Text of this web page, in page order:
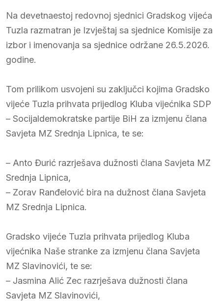
Na devetnaestoj redovnoj sjednici Gradskog vijeća
Tuzla razmatran je Izvještaj sa sjednice Komisije za
izbor i imenovanja sa sjednice održane 26.5.2026.
godine.
Tom prilikom usvojeni su zaključci kojima Gradsko
vijeće Tuzla prihvata prijedlog Kluba vijećnika SDP
– Socijaldemokratske partije BiH za izmjenu člana
Savjeta MZ Srednja Lipnica, te se:
– Anto Đurić razrješava dužnosti člana Savjeta MZ
Srednja Lipnica,
– Zorav Ranđelović bira na dužnost člana Savjeta
MZ Srednja Lipnica.
Gradsko vijeće Tuzla prihvata prijedlog Kluba
vijećnika Naše stranke za izmjenu člana Savjeta
MZ Slavinovići, te se:
– Jasmina Alić Zec razrješava dužnosti člana
Savjeta MZ Slavinovići,